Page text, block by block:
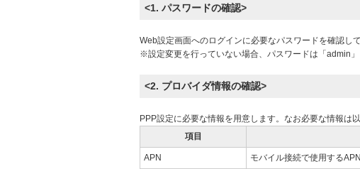
<1. パスワードの確認>
Web設定画面へのログインに必要なパスワードを確認して
※設定変更を行っていない場合、パスワードは「admin」
<2. プロバイダ情報の確認>
PPP設定に必要な情報を用意します。なお必要な情報は
項目
APN モバイル接続で使用するAPN